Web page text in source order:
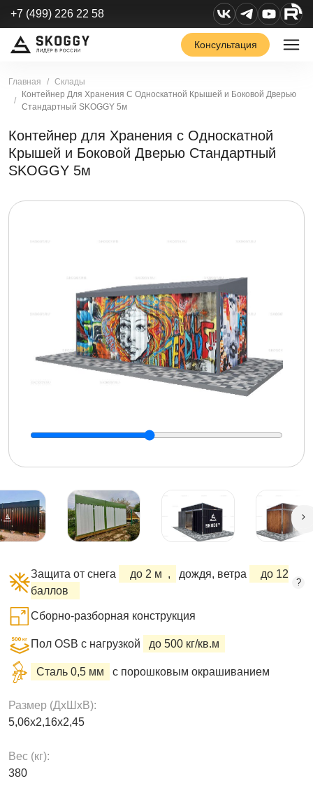
+7 (499) 226 22 58
Консультация
Главная
Склады
Контейнер Для Хранения С Односкатной Крышей и Боковой Дверью
Стандартный SKOGGY 5м
Контейнер для Хранения с Односкатной
Крышей и Боковой Дверью Стандартный
SKOGGY 5м
Защита от снега до 2 м , дождя, ветра
до 12
баллов
?
Сборно-разборная конструкция
Пол OSB с нагрузкой до 500 кг/кв.м
Сталь 0,5 мм с порошковым окрашиванием
Размер (ДxШxВ):
5,06х2,16х2,45
Вес (кг):
380